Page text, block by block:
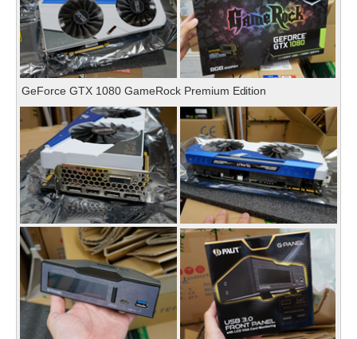
GeForce GTX 1080 GameRock Premium Edition